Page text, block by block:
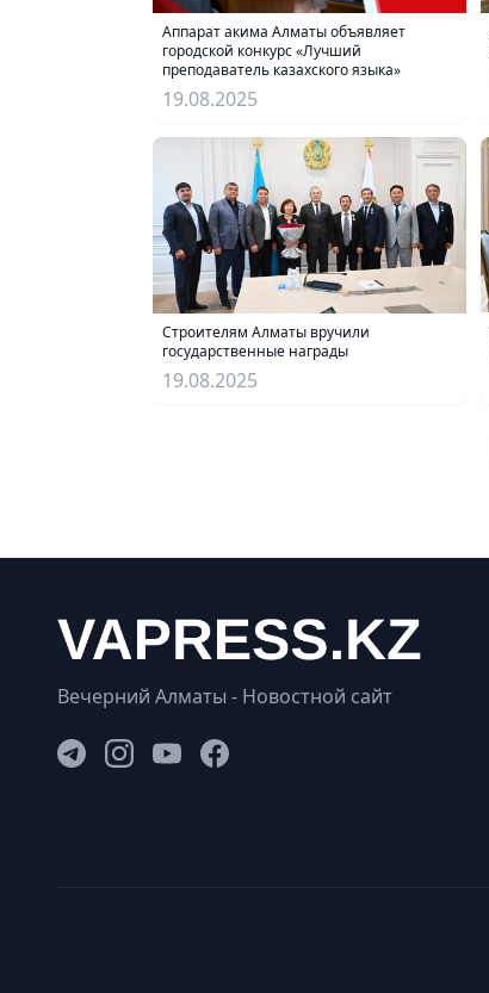
Аппарат акима Алматы объявляет
городской конкурс «Лучший
преподаватель казахского языка»
19.08.2025
Строителям Алматы вручили
государственные награды
19.08.2025
Вечерний Алматы - Новостной сайт